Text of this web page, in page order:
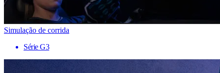
Simulação de corrida
Série G3